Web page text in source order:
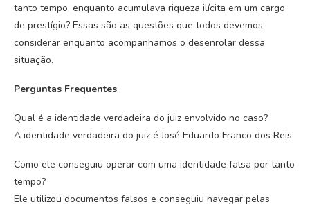
tanto tempo, enquanto acumulava riqueza ilícita em um cargo
de prestígio? Essas são as questões que todos devemos
considerar enquanto acompanhamos o desenrolar dessa
situação.
Perguntas Frequentes
Qual é a identidade verdadeira do juiz envolvido no caso?
A identidade verdadeira do juiz é José Eduardo Franco dos Reis.
Como ele conseguiu operar com uma identidade falsa por tanto
tempo?
Ele utilizou documentos falsos e conseguiu navegar pelas